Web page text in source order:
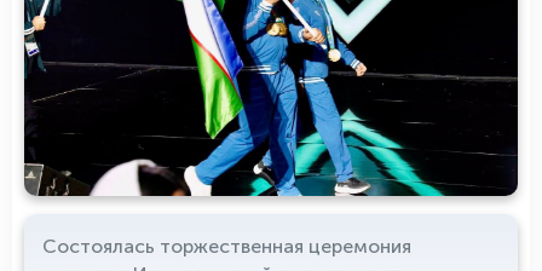
Состоялась торжественная церемония